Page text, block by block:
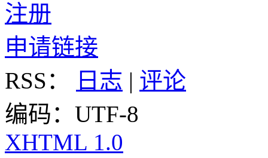
注册
申请链接
RSS：
日志 | 评论
编码：UTF-8
XHTML 1.0